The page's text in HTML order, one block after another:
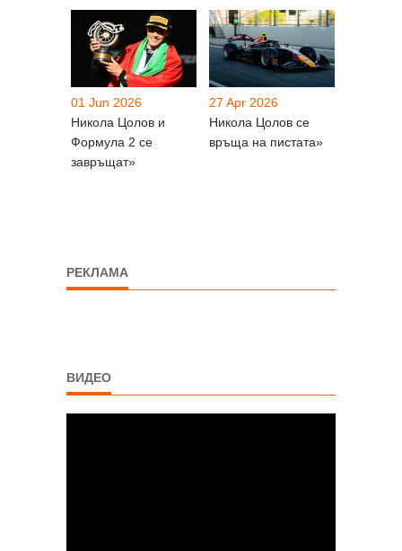
01 Jun 2026
Никола Цолов и
Формула 2 се
завръщат»
27 Apr 2026
Никола Цолов се
връща на пистата»
РЕКЛАМА
ВИДЕО